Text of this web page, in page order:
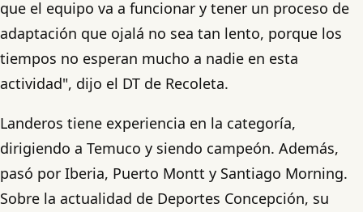
que el equipo va a funcionar y tener un proceso de
adaptación que ojalá no sea tan lento, porque los
tiempos no esperan mucho a nadie en esta
actividad", dijo el DT de Recoleta.
Landeros tiene experiencia en la categoría,
dirigiendo a Temuco y siendo campeón. Además,
pasó por Iberia, Puerto Montt y Santiago Morning.
Sobre la actualidad de Deportes Concepción, su